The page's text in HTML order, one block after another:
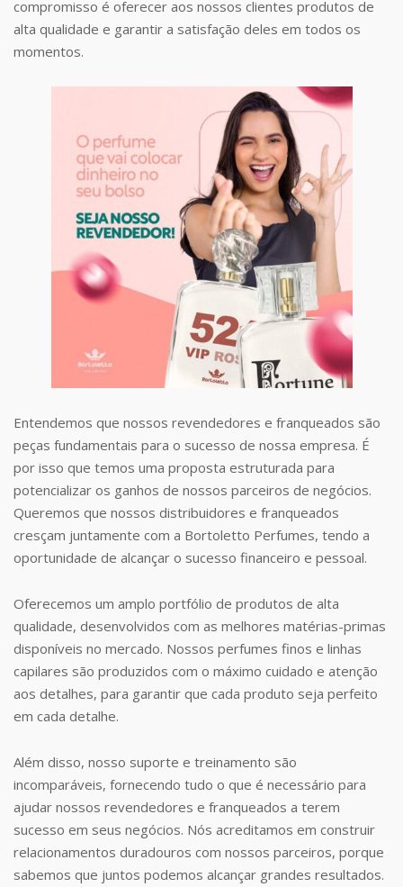
compromisso é oferecer aos nossos clientes produtos de
alta qualidade e garantir a satisfação deles em todos os
momentos.
Entendemos que nossos revendedores e franqueados são
peças fundamentais para o sucesso de nossa empresa. É
por isso que temos uma proposta estruturada para
potencializar os ganhos de nossos parceiros de negócios.
Queremos que nossos distribuidores e franqueados
cresçam juntamente com a Bortoletto Perfumes, tendo a
oportunidade de alcançar o sucesso financeiro e pessoal.
Oferecemos um amplo portfólio de produtos de alta
qualidade, desenvolvidos com as melhores matérias-primas
disponíveis no mercado. Nossos perfumes finos e linhas
capilares são produzidos com o máximo cuidado e atenção
aos detalhes, para garantir que cada produto seja perfeito
em cada detalhe.
Além disso, nosso suporte e treinamento são
incomparáveis, fornecendo tudo o que é necessário para
ajudar nossos revendedores e franqueados a terem
sucesso em seus negócios. Nós acreditamos em construir
relacionamentos duradouros com nossos parceiros, porque
sabemos que juntos podemos alcançar grandes resultados.